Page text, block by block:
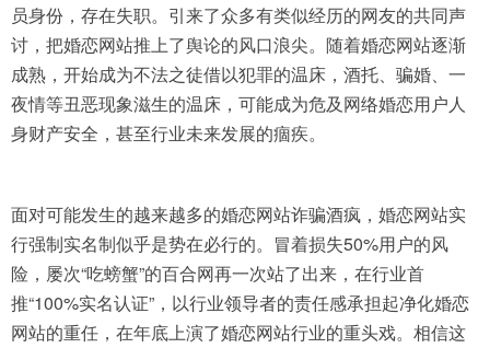
员身份，存在失职。引来了众多有类似经历的网友的共同声
讨，把婚恋网站推上了舆论的风口浪尖。随着婚恋网站逐渐
成熟，开始成为不法之徒借以犯罪的温床，酒托、骗婚、一
夜情等丑恶现象滋生的温床，可能成为危及网络婚恋用户人
身财产安全，甚至行业未来发展的痼疾。
面对可能发生的越来越多的婚恋网站诈骗酒疯，婚恋网站实
行强制实名制似乎是势在必行的。冒着损失50%用户的风
险，屡次“吃螃蟹”的百合网再一次站了出来，在行业首
推“100%实名认证”，以行业领导者的责任感承担起净化婚恋
网站的重任，在年底上演了婚恋网站行业的重头戏。相信这